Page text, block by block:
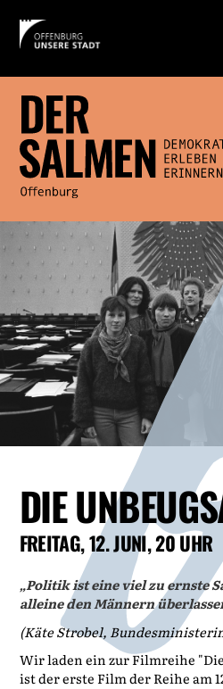
DIE
FREITAG, 12. JUNI, 20 UHR
„Politik ist eine viel zu ernste
alleine den Männern
(Käte Strobel, Bundesministerin
Wir laden ein zur Filmreihe
ist der erste Film der Reihe am